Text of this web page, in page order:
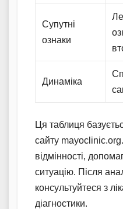
Супутні
ознаки
Динаміка
Ця таблиця
сайту
відмінності,
ситуацію. Після
консультуйтеся з
діагностики.